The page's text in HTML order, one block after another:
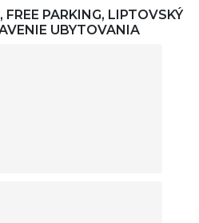
PARKING, LIPTOVSKÝ
UBYTOVANIA